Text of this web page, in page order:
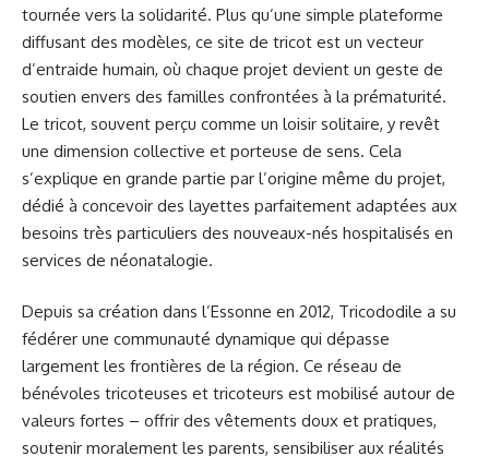
tournée vers la solidarité. Plus qu’une simple plateforme
diffusant des modèles, ce site de tricot est un vecteur
d’entraide humain, où chaque projet devient un geste de
soutien envers des familles confrontées à la prématurité.
Le tricot, souvent perçu comme un loisir solitaire, y revêt
une dimension collective et porteuse de sens. Cela
s’explique en grande partie par l’origine même du projet,
dédié à concevoir des layettes parfaitement adaptées aux
besoins très particuliers des nouveaux-nés hospitalisés en
services de néonatalogie.
Depuis sa création dans l’Essonne en 2012, Tricododile a su
fédérer une communauté dynamique qui dépasse
largement les frontières de la région. Ce réseau de
bénévoles tricoteuses et tricoteurs est mobilisé autour de
valeurs fortes – offrir des vêtements doux et pratiques,
soutenir moralement les parents, sensibiliser aux réalités